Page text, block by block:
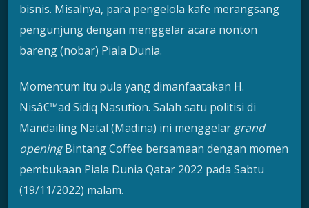
bisnis. Misalnya, para pengelola kafe merangsang
pengunjung dengan menggelar acara nonton
bareng (nobar) Piala Dunia.
Momentum itu pula yang dimanfaatakan H.
Nisâ€™ad Sidiq Nasution. Salah satu politisi di
Mandailing Natal (Madina) ini menggelar grand
openingBintang Coffee bersamaan dengan momen
pembukaan Piala Dunia Qatar 2022 pada Sabtu
(19/11/2022) malam.